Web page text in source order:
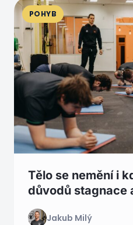
POHYB
Tělo se nemění i
důvodů stagnace
Jakub Milý